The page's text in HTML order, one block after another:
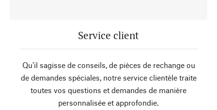
Service client
Qu’il sagisse de conseils, de pièces de rechange ou
de demandes spéciales, notre service clientèle traite
toutes vos questions et demandes de manière
personnalisée et approfondie.